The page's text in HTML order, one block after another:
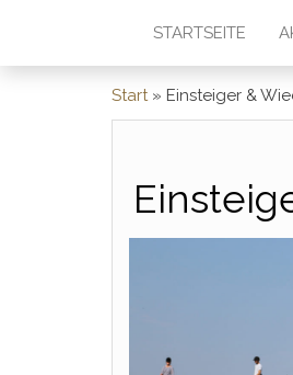
STARTSEITE
Start» Einsteiger &